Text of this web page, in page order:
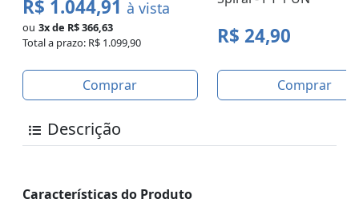
R$ 1.044,91 à vista
ou 3x de R$ 366,63
Total a prazo: R$ 1.099,90
Comprar
R$ 24,90
Comprar
Descrição
Características do Produto